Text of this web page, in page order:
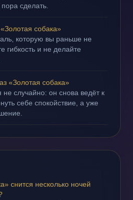
сделать.
собака»
которую вы раньше не
гибкость и не делайте
«Золотая собака»
случайно: он снова ведёт к
себе спокойствие, а уже
снится несколько ночей